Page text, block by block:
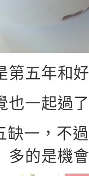
第五年和
也一起過
缺一，不
多的是機